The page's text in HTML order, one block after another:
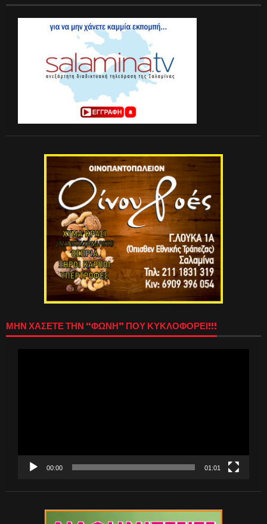
ΜΗΝ ΧΑΣΕΤΕ ΤΗΝ “ΦΩΝΗ” ΠΟΥ ΚΥΚΛΟΦΟΡΕΙ!!!
00:00 01:01